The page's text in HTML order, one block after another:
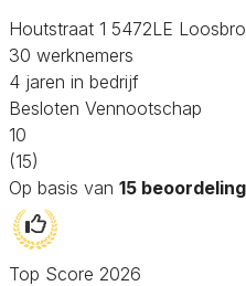
Houtstraat 1 5472LE
30 werknemers
4 jaren in bedrijf
Besloten Vennootschap
10
(15)
Op basis van 15
Top Score 2026